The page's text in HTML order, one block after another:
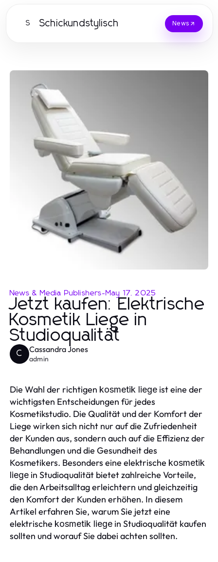
S Schickundstylisch News
News & Media Publishers-May 17, 2025
Jetzt kaufen: Elektrische
Kosmetik Liege in
Studioqualität
C Cassandra Jones
admin
Die Wahl der richtigen kosmetik liege ist eine der
wichtigsten Entscheidungen für jedes
Kosmetikstudio. Die Qualität und der Komfort der
Liege wirken sich nicht nur auf die Zufriedenheit
der Kunden aus, sondern auch auf die Effizienz der
Behandlungen und die Gesundheit des
Kosmetikers. Besonders eine elektrische kosmetik
liege in Studioqualität bietet zahlreiche Vorteile,
die den Arbeitsalltag erleichtern und gleichzeitig
den Komfort der Kunden erhöhen. In diesem
Artikel erfahren Sie, warum Sie jetzt eine
elektrische kosmetik liege in Studioqualität kaufen
sollten und worauf Sie dabei achten sollten.